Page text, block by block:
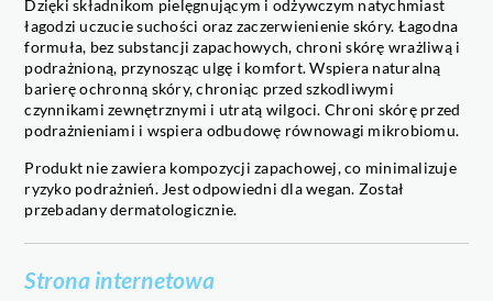
Dzięki składnikom pielęgnującym i odżywczym natychmiast
łagodzi uczucie suchości oraz zaczerwienienie skóry. Łagodna
formuła, bez substancji zapachowych, chroni skórę wrażliwą i
podrażnioną, przynosząc ulgę i komfort. Wspiera naturalną
barierę ochronną skóry, chroniąc przed szkodliwymi
czynnikami zewnętrznymi i utratą wilgoci. Chroni skórę przed
podrażnieniami i wspiera odbudowę równowagi mikrobiomu.
Produkt nie zawiera kompozycji zapachowej, co minimalizuje
ryzyko podrażnień. Jest odpowiedni dla wegan. Został
przebadany dermatologicznie.
Strona internetowa